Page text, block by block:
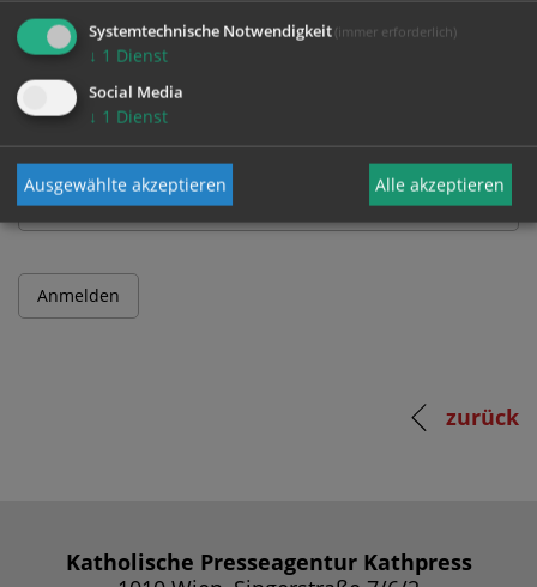
Benutzername
Passwort
zurück
Katholische Presseagentur Kathpress
Systemtechnische Notwendigkeit (immer erforderlich)
↓ 1 Dienst
Social Media
↓ 1 Dienst
Ausgewählte akzeptieren Alle akzeptieren